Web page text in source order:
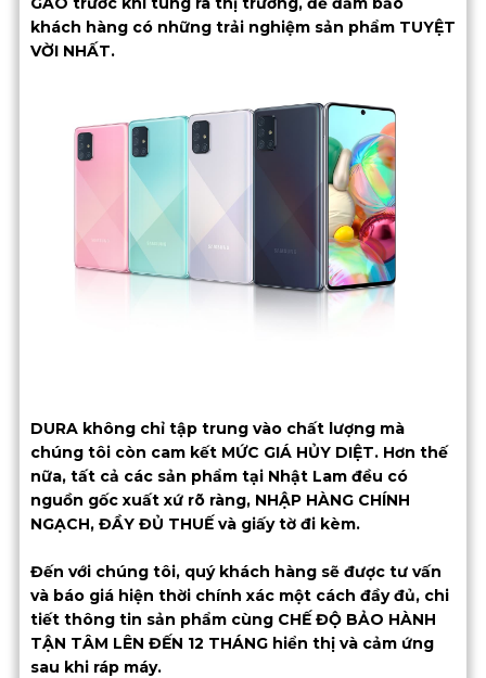
khách hàng có những trải nghiệm sản phẩm TUYỆT
VỜI NHẤT.
DURA không chỉ tập trung vào chất lượng mà
chúng tôi còn cam kết MỨC GIÁ HỦY DIỆT. Hơn thế
nữa, tất cả các sản phẩm tại Nhật Lam đều có
nguồn gốc xuất xứ rõ ràng, NHẬP HÀNG CHÍNH
NGẠCH, ĐẦY ĐỦ THUẾ và giấy tờ đi kèm.
Đến với chúng tôi, quý khách hàng sẽ được tư vấn
và báo giá hiện thời chính xác một cách đầy đủ, chi
tiết thông tin sản phẩm cùng CHẾ ĐỘ BẢO HÀNH
TẬN TÂM LÊN ĐẾN 12 THÁNG hiển thị và cảm ứng
sau khi ráp máy.